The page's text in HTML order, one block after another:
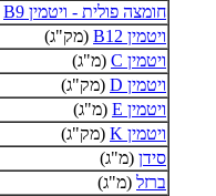
חומצה פולית - ויטמין B9
ויטמין B12
(מק"ג)
ויטמין C
(מ"ג)
ויטמין D
(מק"ג)
ויטמין E
(מ"ג)
ויטמין K
(מק"ג)
סידן (מ"ג)
ברזל (מ"ג)